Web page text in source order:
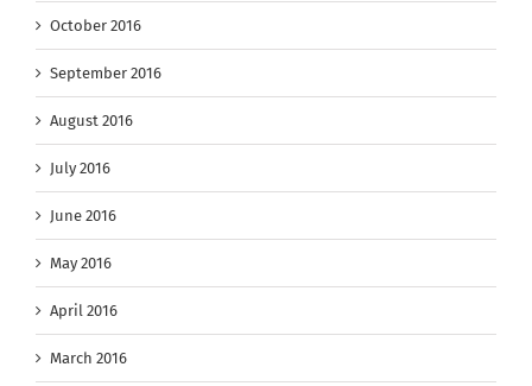
October 2016
September 2016
August 2016
July 2016
June 2016
May 2016
April 2016
March 2016